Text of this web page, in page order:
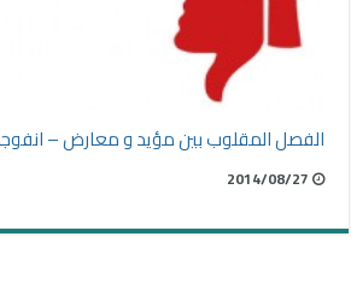
الفصل المقلوب بين مؤيد و معارض –
2014/08/27